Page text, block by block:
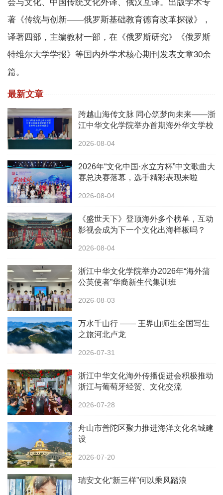
会与文化、中国传统文化外译、俄汉互译。出版学术专
著《传统与创新——俄罗斯基础教育德育改革探微》，
译著四部，主编教材一部，在《俄罗斯研究》《俄罗斯
特维尔大学学报》等国内外学术核心期刊发表文章30余
篇。
最新文章
跨越山海传文脉 同心筑梦向未来——浙
江中华文化学院举办首期海外华文学校
2026-08-04
2026年“文化中国·水立方杯”中文歌曲大
赛总决赛落幕，选手精彩表现来啦
2026-08-04
《盛世天下》登顶海外多个榜单，互动
影视会成为下一个文化出海样板吗？
2026-08-04
浙江中华文化学院举办2026年“海外蒲
公英使者”华裔新生代集训班
2026-08-03
万水千山行 —— 王界山师生全国写生
之旅河北卢龙
2026-07-31
浙江中华文化海外传播促进会积极推动
浙江与葡萄牙经贸、文化交流
2026-07-28
舟山市普陀区聚力推进海洋文化名城建
设
2026-07-20
瑞安文化“新三样”何以乘风踏浪